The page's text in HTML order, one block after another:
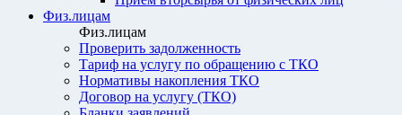
Физ.лицам
Физ.лицам
Проверить задолженность
Тариф на услугу по обращению с ТКО
Нормативы накопления ТКО
Договор на услугу (ТКО)